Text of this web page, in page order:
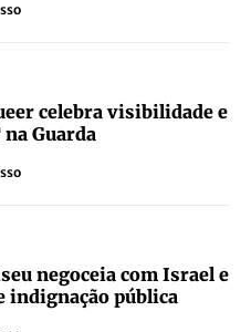
celebra visibilidade e
Guarda
negoceia com Israel e
indignação pública